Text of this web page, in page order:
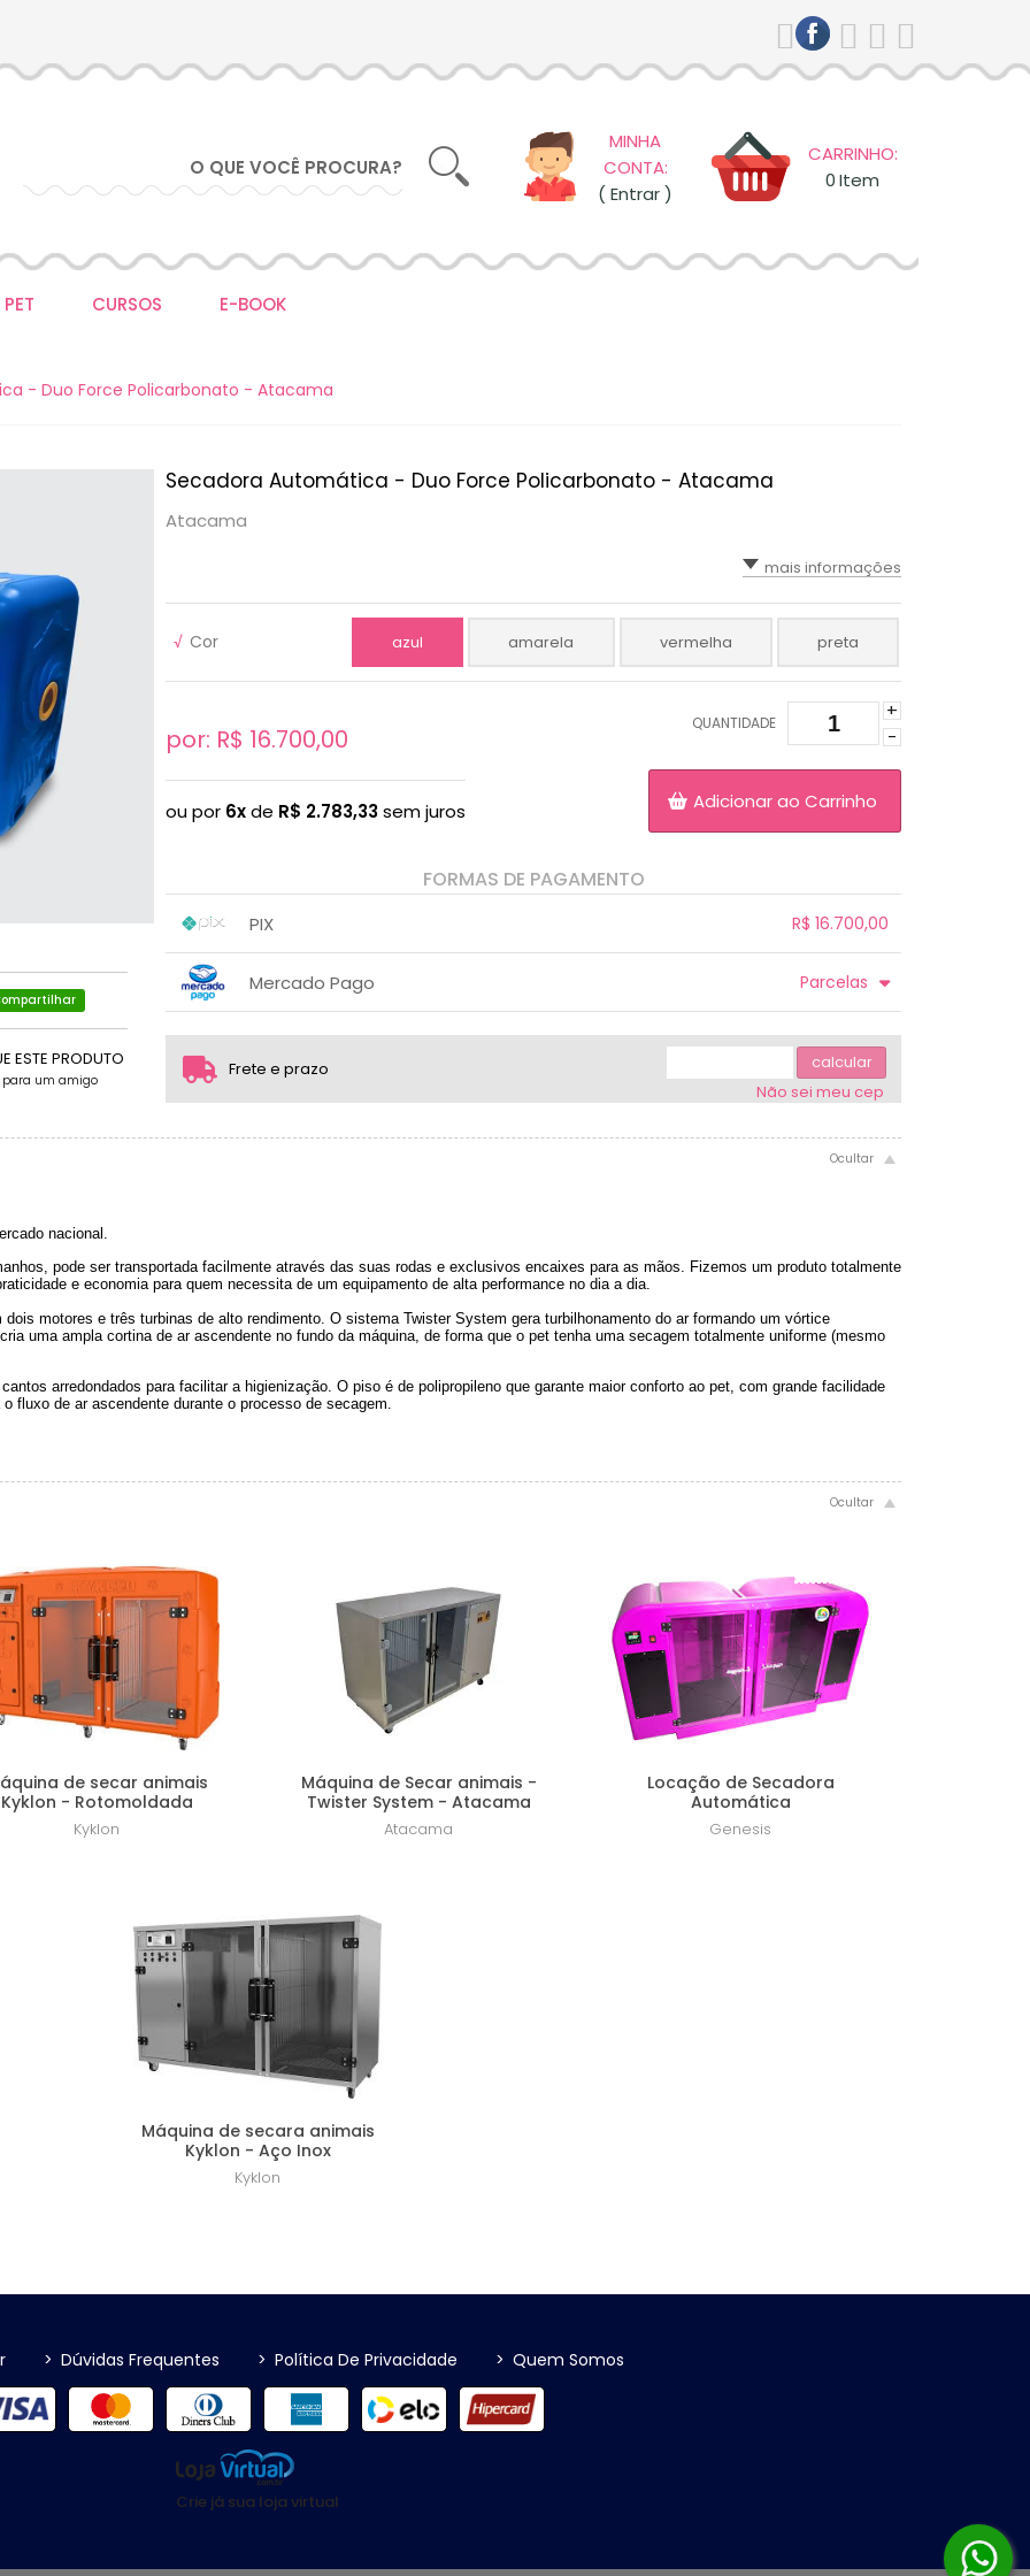
MINHA
CONTA:
( Entrar )
CARRINHO:
0Item
CURSOS E-BOOK
- Duo Force Policarbonato - Atacama
ESTE PRODUTO
um amigo
Secadora Automática - Duo Force Policarbonato - Atacama
Atacama
mais informações
√ Cor azul amarela vermelha preta
por: R$ 16.700,00
ou por 6xde R$ 2.783,33sem juros
QUANTIDADE
+
-
Adicionar ao Carrinho
FORMAS DE PAGAMENTO
PIX
R$ 16.700,00
Mercado Pago
Parcelas
3x sem juros de R$ 5.566,67
.
.
.
Frete e prazo
calcular
Não sei meu cep
nacional.
pode ser transportada facilmente através das suas rodas e exclusivos encaixes para as mãos. Fizemos um produto totalmente
e economia para quem necessita de um equipamento de alta performance no dia a dia.
motores e três turbinas de alto rendimento. O sistema Twister System gera turbilhonamento do ar formando um vórtice
uma ampla cortina de ar ascendente no fundo da máquina, de forma que o pet tenha uma secagem totalmente uniforme (mesmo
arredondados para facilitar a higienização. O piso é de polipropileno que garante maior conforto ao pet, com grande facilidade
fluxo de ar ascendente durante o processo de secagem.
de secar animais
Kyklon - Rotomoldada
Kyklon
Máquina de Secar animais -
Twister System - Atacama
Atacama
Locação de Secadora
Automática
Genesis
Máquina de secara animais
Kyklon - Aço Inox
Kyklon
> Dúvidas Frequentes > Política De Privacidade > Quem Somos
Crie já sua loja virtual